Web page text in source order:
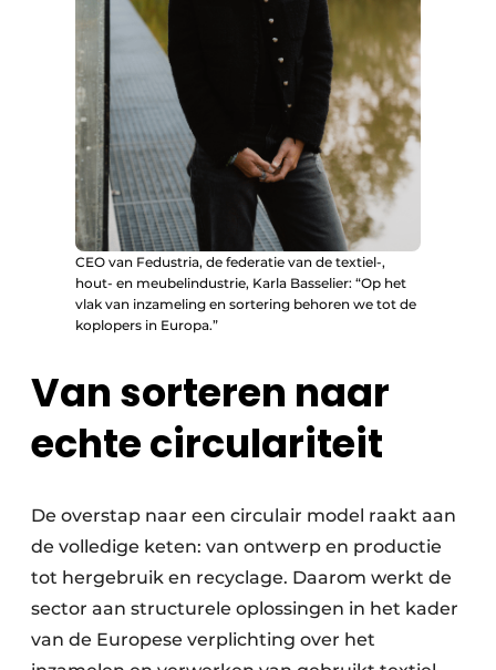
CEO van Fedustria, de federatie van de textiel-,
hout- en meubelindustrie, Karla Basselier: “Op het
vlak van inzameling en sortering behoren we tot de
koplopers in Europa.”
Van sorteren naar
echte circulariteit
De overstap naar een circulair model raakt aan
de volledige keten: van ontwerp en productie
tot hergebruik en recyclage. Daarom werkt de
sector aan structurele oplossingen in het kader
van de Europese verplichting over het